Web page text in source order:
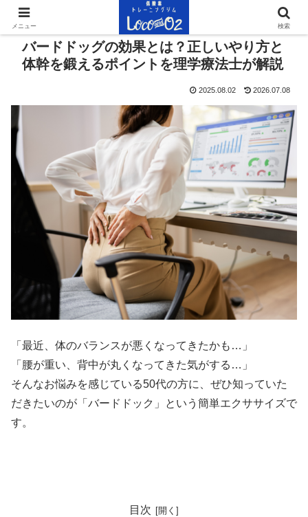
バードドッグの効果とは？正しいやり方と
体幹を鍛えるポイントを理学療法士が解説
2025.08.02 2026.07.08
「最近、体のバランスが悪くなってきたかも…」
「腰が重い、背中が丸くなってきた気がする…」
そんなお悩みを感じている50代の方に、ぜひ知っていた
だきたいのが「バードドック」という簡単エクササイズで
す。
目次
メニュー 検索